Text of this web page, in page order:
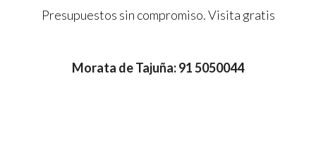
Presupuestos sin compromiso. Visita gratis
Morata de Tajuña: 91 5050044